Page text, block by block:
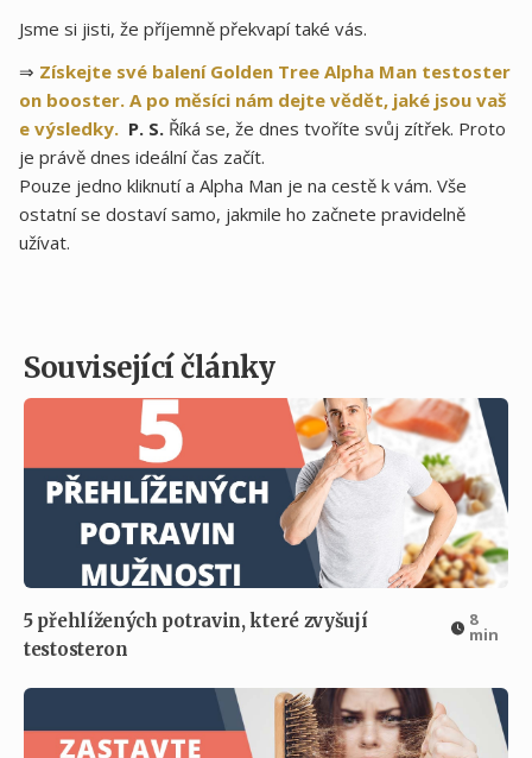
Jsme si jisti, že příjemně překvapí také vás.
⇒ Získejte své balení Golden Tree Alpha Man testoster
on booster. A po měsíci nám dejte vědět, jaké jsou vaš
e výsledky. P. S. Říká se, že dnes tvoříte svůj zítřek. Proto
je právě dnes ideální čas začít.
Pouze jedno kliknutí a Alpha Man je na cestě k vám. Vše
ostatní se dostaví samo, jakmile ho začnete pravidelně
užívat.
Související články
5 přehlížených potravin, které zvyšují
testosteron
8
min